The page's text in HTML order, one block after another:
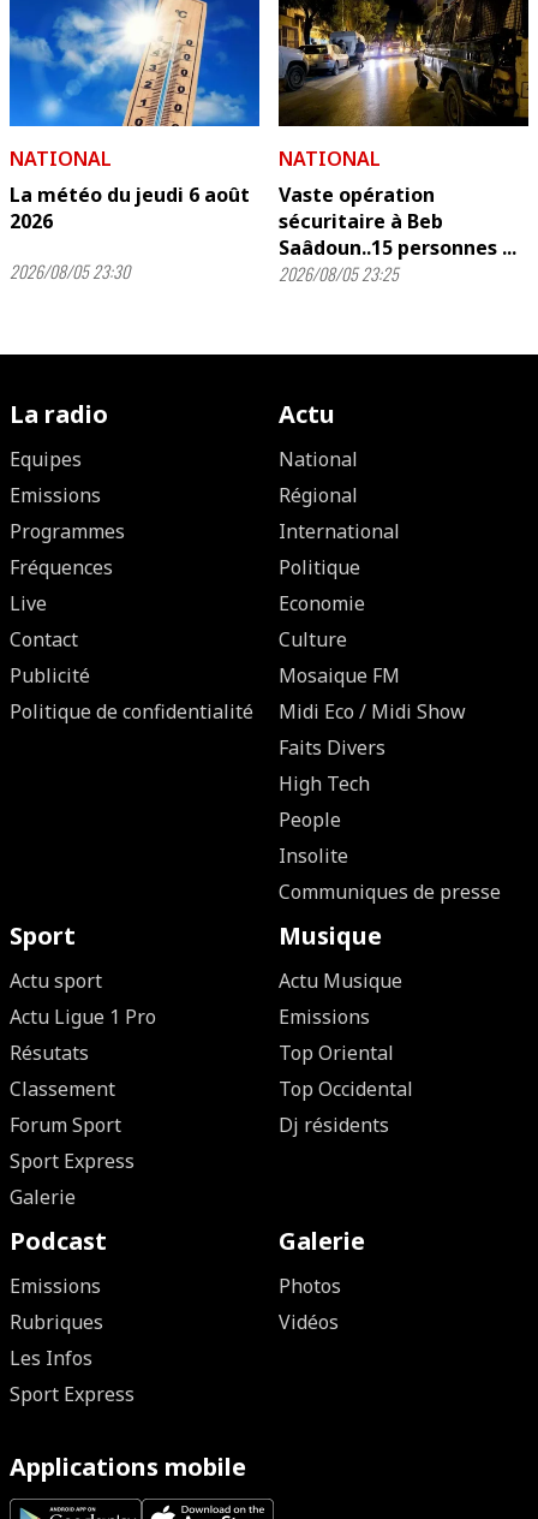
NATIONAL
La météo du jeudi 6 août
2026
2026/08/05 23:30
NATIONAL
Vaste opération
sécuritaire à Beb
Saâdoun..15 personnes ...
2026/08/05 23:25
La radio
Equipes
Emissions
Programmes
Fréquences
Live
Contact
Publicité
Politique de confidentialité
Actu
National
Régional
International
Politique
Economie
Culture
Mosaique FM
Midi Eco / Midi Show
Faits Divers
High Tech
People
Insolite
Communiques de presse
Sport
Actu sport
Actu Ligue 1 Pro
Résutats
Classement
Forum Sport
Sport Express
Galerie
Musique
Actu Musique
Emissions
Top Oriental
Top Occidental
Dj résidents
Podcast
Emissions
Rubriques
Les Infos
Sport Express
Galerie
Photos
Vidéos
Applications mobile